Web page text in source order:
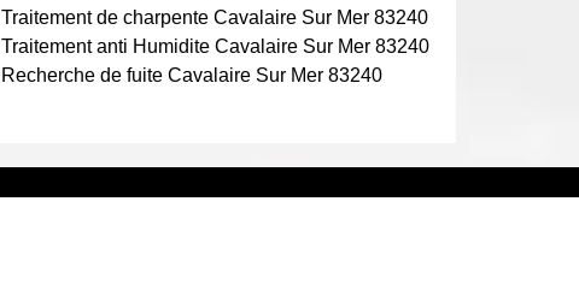
Traitement de charpente Cavalaire Sur Mer 83240
Traitement anti Humidite Cavalaire Sur Mer 83240
Recherche de fuite Cavalaire Sur Mer 83240